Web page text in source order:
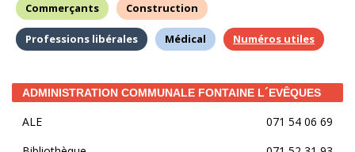
Commerçants Construction
Professions libérales Médical Numéros utiles
ADMINISTRATION COMMUNALE FONTAINE L´EVÊQUES
ALE
071 54 06 69